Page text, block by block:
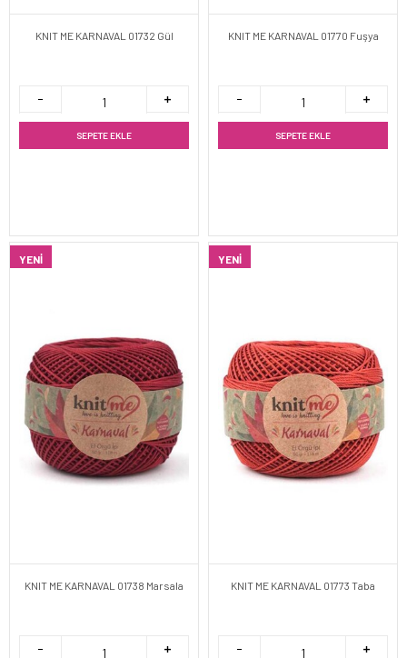
KNIT ME KARNAVAL 01732 Gül
SEPETE EKLE
KNIT ME KARNAVAL 01770 Fuşya
SEPETE EKLE
YENI
KNIT ME KARNAVAL 01738 Marsala
YENI
KNIT ME KARNAVAL 01773 Taba